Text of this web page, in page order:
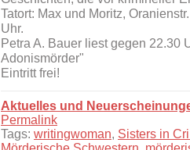
Tatort: Max und Moritz,
Uhr.
Petra A. Bauer liest gegen 22.30
Adonismörder"
Eintritt frei!
Aktuelles und
Permalink
Tags: writingwoman, Sisters in